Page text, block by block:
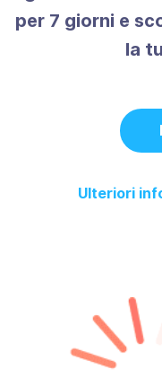
per 7 giorni e
la
Ulteriori